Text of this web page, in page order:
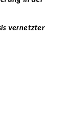
vernetzter